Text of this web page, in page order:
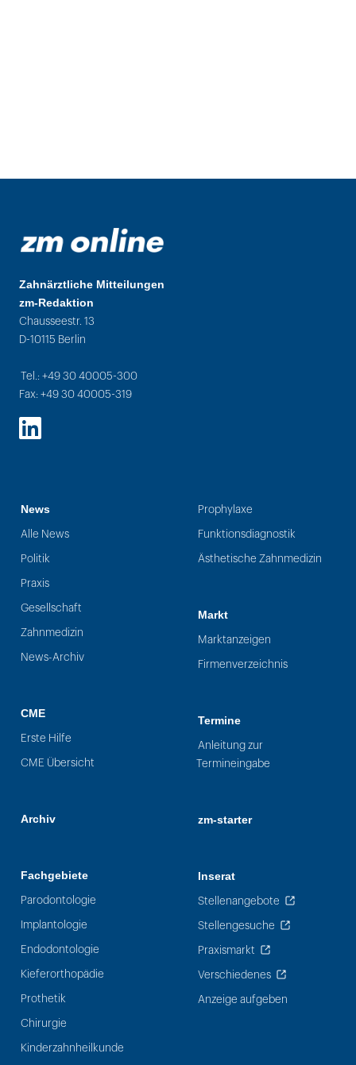
Zahnärztliche Mitteilungen
zm-Redaktion
Chausseestr. 13
D-10115 Berlin
Tel.: +49 30 40005-300
Fax: +49 30 40005-319
LinkedIn
News
Alle News
Politik
Praxis
Gesellschaft
Zahnmedizin
News-Archiv
CME
Erste Hilfe
CME Übersicht
Archiv
Fachgebiete
Parodontologie
Implantologie
Endodontologie
Kieferorthopädie
Prothetik
Chirurgie
Kinderzahnheilkunde
Prophylaxe
Funktionsdiagnostik
Ästhetische Zahnmedizin
Markt
Marktanzeigen
Firmenverzeichnis
Termine
Anleitung zur
Termineingabe
zm-starter
Inserat
Stellenangebote
Stellengesuche
Praxismarkt
Verschiedenes
Anzeige aufgeben